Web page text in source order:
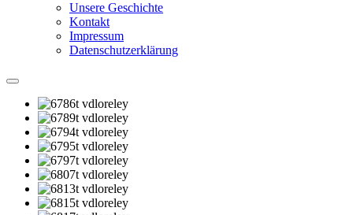
Unsere Geschichte
Kontakt
Impressum
Datenschutzerklärung